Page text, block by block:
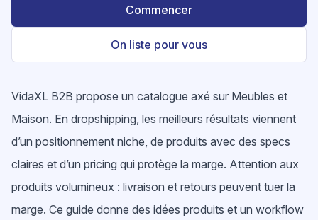
Commencer
On liste pour vous
VidaXL B2B propose un catalogue axé sur Meubles et
Maison. En dropshipping, les meilleurs résultats viennent
d’un positionnement niche, de produits avec des specs
claires et d’un pricing qui protège la marge. Attention aux
produits volumineux : livraison et retours peuvent tuer la
marge. Ce guide donne des idées produits et un workflow